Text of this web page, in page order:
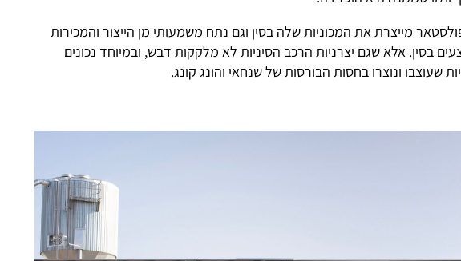
מייצרת את המכוניות שלה בסין וגם נתח משמעותי מן הייצור והמכירות
בסין. אלא שגם יצרניות הרכב הסיניות לא מלקקות דבש, ובמיוחד נכונים
שעוצבו ונוצרו בחסות הבורסות של שנחאי והונג קונג.